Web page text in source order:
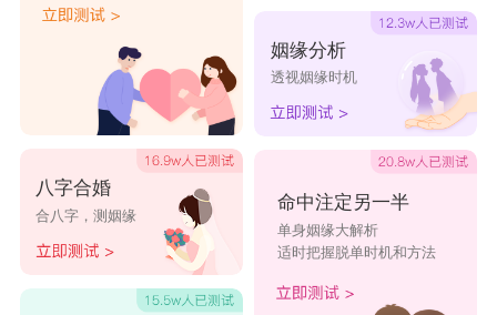
八字合婚
合八字，测姻缘
姻缘分析
透视姻缘时机
命中注定另一半
单身姻缘大解析
适时把握脱单时机和方法